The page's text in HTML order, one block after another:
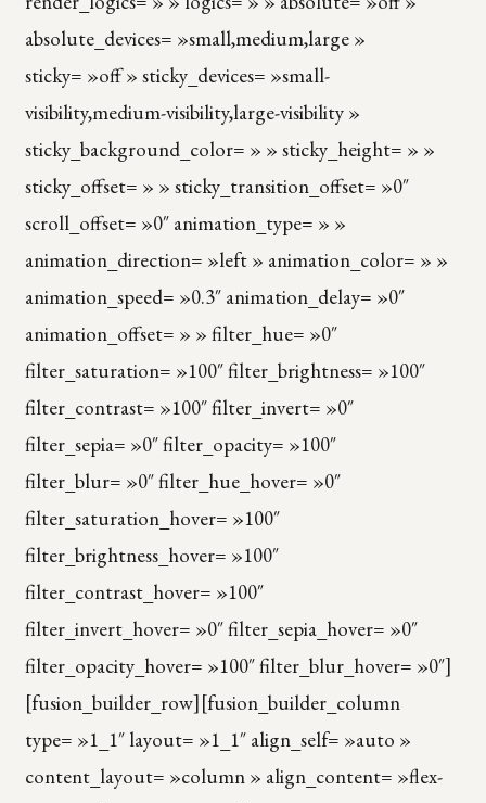
absolute_devices= »small,medium,large »
sticky= »off » sticky_devices= »small-
visibility,medium-visibility,large-visibility »
sticky_background_color= » » sticky_height= » »
sticky_offset= » » sticky_transition_offset= »0″
scroll_offset= »0″ animation_type= » »
animation_direction= »left » animation_color= » »
animation_speed= »0.3″ animation_delay= »0″
animation_offset= » » filter_hue= »0″
filter_saturation= »100″ filter_brightness= »100″
filter_contrast= »100″ filter_invert= »0″
filter_sepia= »0″ filter_opacity= »100″
filter_blur= »0″ filter_hue_hover= »0″
filter_saturation_hover= »100″
filter_brightness_hover= »100″
filter_contrast_hover= »100″
filter_invert_hover= »0″ filter_sepia_hover= »0″
filter_opacity_hover= »100″ filter_blur_hover= »0″]
[fusion_builder_row][fusion_builder_column
type= »1_1″ layout= »1_1″ align_self= »auto »
content_layout= »column » align_content= »flex-